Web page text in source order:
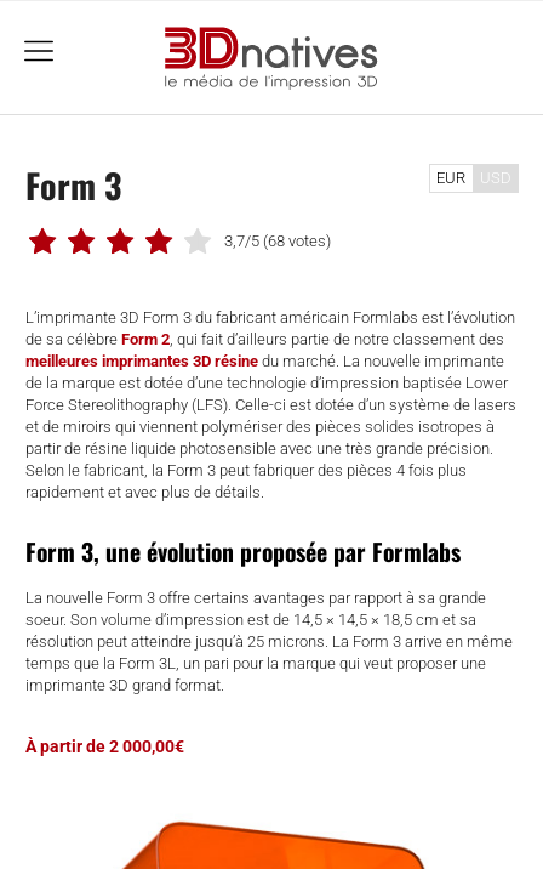
menu
Form 3
3,7/5 (68 votes)
L’imprimante 3D Form 3 du fabricant américain Formlabs est l’évolution
de sa célèbre Form 2, qui fait d’ailleurs partie de notre classement des
meilleures imprimantes 3D résinedu marché. La nouvelle imprimante
de la marque est dotée d’une technologie d’impression baptisée Lower
Force Stereolithography (LFS). Celle-ci est dotée d’un système de lasers
et de miroirs qui viennent polymériser des pièces solides isotropes à
partir de résine liquide photosensible avec une très grande précision.
Selon le fabricant, la Form 3 peut fabriquer des pièces 4 fois plus
rapidement et avec plus de détails.
Form 3, une évolution proposée par Formlabs
La nouvelle Form 3 offre certains avantages par rapport à sa grande
soeur. Son volume d’impression est de 14,5 × 14,5 × 18,5 cm et sa
résolution peut atteindre jusqu’à 25 microns. La Form 3 arrive en même
temps que la Form 3L, un pari pour la marque qui veut proposer une
imprimante 3D grand format.
EUR USD
À partir de 2 000,00€